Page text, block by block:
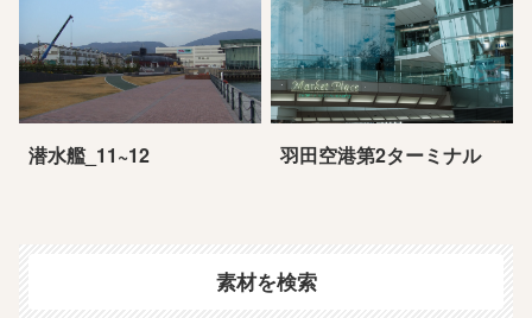
潜水艦_11~12 羽田空港第2ターミナル
素材を検索